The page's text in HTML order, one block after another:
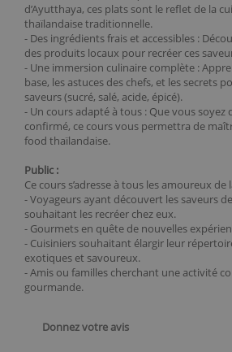
d’Ayutthaya, ces plats sont le reflet de la
thaïlandaise traditionnelle.
- Des ingrédients frais et accessibles :
des produits locaux pour recréer ces
- Une immersion culinaire complète :
base, les astuces des chefs, et les secrets
saveurs (sucré, salé, acide, épicé).
- Un cours adapté à tous : Que vous
confirmé, ce cours vous permettra de
food thaïlandaise.
Public :
Ce cours s’adresse à tous les amoureux
- Voyageurs ayant découvert les saveurs
souhaitant les recréer chez eux.
- Gourmets en quête de nouvelles
- Cuisiniers souhaitant élargir leur
exotiques et savoureux.
- Amis ou familles cherchant une activité
gourmande.
Donnez votre avis